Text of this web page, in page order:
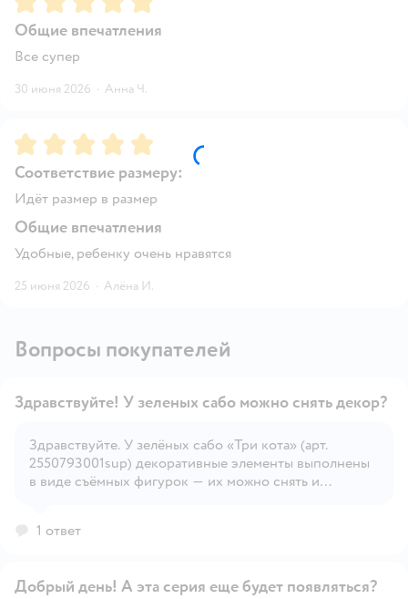
Общие впечатления
Все супер
30 июня 2026 · Анна Ч.
Рейтинг:5
Соответствие размеру:
Идёт размер в размер
Общие впечатления
Удобные, ребенку очень нравятся
25 июня 2026 · Алёна И.
Вопросы покупателей
Открыть вопрос
Здравствуйте! У зеленых сабо можно снять декор?
Здравствуйте. У зелёных сабо «Три кота» (арт.
2550793001sup) декоративные элементы выполнены
в виде съёмных фигурок — их можно снять и
у классических Crocs.
1 ответ
Добрый день! А эта серия еще будет появляться?